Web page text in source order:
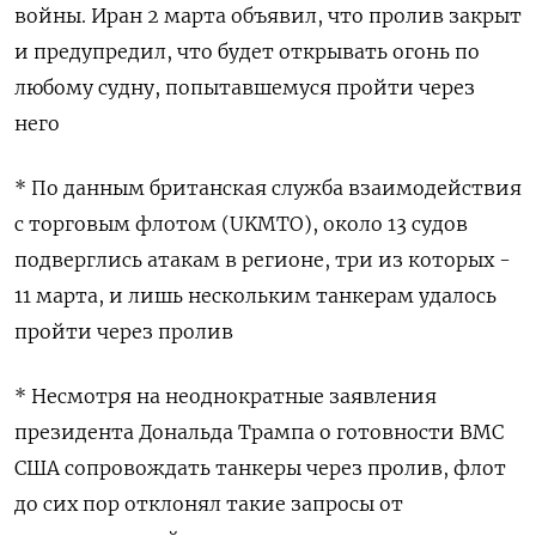
войны. Иран 2 марта объявил, что пролив закрыт
и предупредил, что будет открывать огонь по
любому судну, попытавшемуся пройти через
него
* По данным британская служба взаимодействия
с торговым флотом (UKMTO), около 13 судов
подверглись атакам в регионе, три из которых -
11 марта, и лишь нескольким танкерам удалось
пройти через пролив
* Несмотря на неоднократные заявления
президента Дональда Трампа о готовности ВМС
США сопровождать танкеры через пролив, флот
до сих пор отклонял такие запросы от